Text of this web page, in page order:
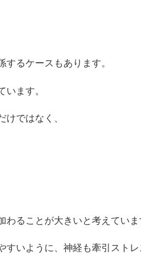
るケースもあります。
います。
ではなく、
ることが大きいと考えていま
すいように、神経も牽引スト